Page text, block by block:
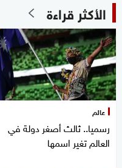
الأكثر قراءة
عالم
رسميا.. ثالث أصغر دولة في
العالم تغير اسمها